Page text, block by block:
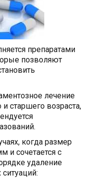
препаратами
позволяют
лечение
старшего возраста,
когда размер
и сочетается с
удаление